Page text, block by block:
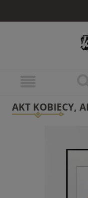
AKT KOBIECY,